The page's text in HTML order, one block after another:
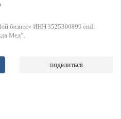
бизнес» ИНН 3525300899 erid:
Мед"
поделиться